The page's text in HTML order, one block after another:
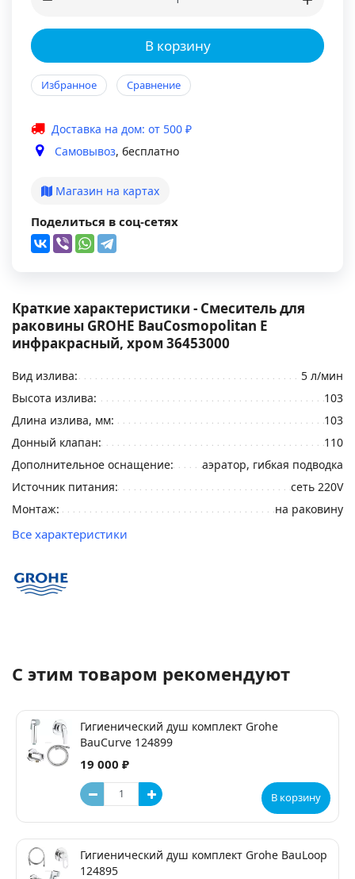
В корзину
Избранное Сравнение
Доставка на дом: от 500 ₽
Самовывоз, бесплатно
Магазин на картах
Поделиться в соц-сетях
Краткие характеристики - Смеситель для
раковины GROHE BauCosmopolitan E
инфракрасный, хром 36453000
Вид излива:
5 л/мин
Высота излива:
103
Длина излива, мм:
103
Донный клапан:
110
Дополнительное оснащение:
аэратор, гибкая подводка
Источник питания:
сеть 220V
Монтаж:
на раковину
Все характеристики
С этим товаром рекомендуют
Гигиенический душ комплект Grohe
BauCurve 124899
19 000 ₽
В корзину
Гигиенический душ комплект Grohe BauLoop
124895